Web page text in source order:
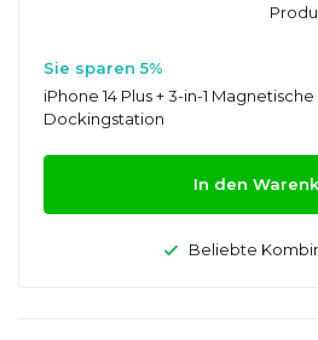
Sie sparen 5%
iPhone 14 Plus + 3-in-1 Magnetische
Dockingstation
In den
Beliebte